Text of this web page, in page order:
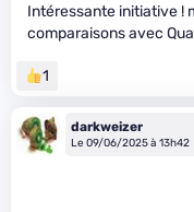
Intéressante initiative !
comparaisons avec
1
darkweizer
Le 09/06/2025 à 13h42